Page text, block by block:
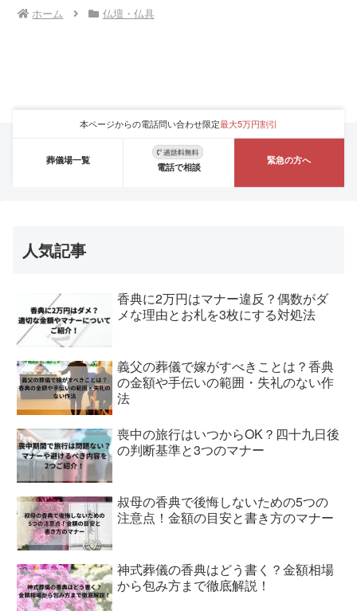
ホーム 仏壇・仏具
本ページからの電話問い合わせ限定最大5万円割引
葬儀場一覧
電話で相談
緊急の方へ
人気記事
香典に2万円はマナー違反？偶数がダ
メな理由とお札を3枚にする対処法
義父の葬儀で嫁がすべきことは？香典
の金額や手伝いの範囲・失礼のない作
法
喪中の旅行はいつからOK？四十九日後
の判断基準と3つのマナー
叔母の香典で後悔しないための5つの
注意点！金額の目安と書き方のマナー
神式葬儀の香典はどう書く？金額相場
から包み方まで徹底解説！